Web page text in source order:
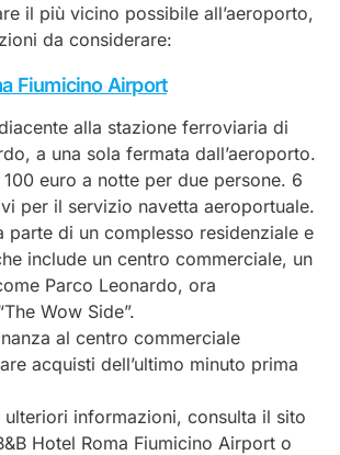
il più vicino possibile all’aeroporto,
da considerare:
Fiumicino Airport
alla stazione ferroviaria di
a una sola fermata dall’aeroporto.
100 euro a notte per due persone. 6
per il servizio navetta aeroportuale.
parte di un complesso residenziale e
include un centro commerciale, un
Parco Leonardo, ora
Wow Side”.
al centro commerciale
acquisti dell’ultimo minuto prima
ulteriori informazioni, consulta il sito
Hotel Roma Fiumicino Airport o